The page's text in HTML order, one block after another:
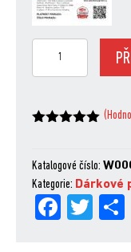
poukaz
STEAKY
hodnocení
zákazníků
Katalogové číslo:
Kategorie: Dárkové
Fa
Tw